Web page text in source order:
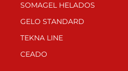
SOMAGEL HELADOS
GELO STANDARD
TEKNA LINE
CEADO